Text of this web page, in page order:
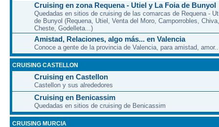
Cruising en zona Requena - Utiel y La Foia de Bunyol
Quedadas en sitios de cruising de las comarcas de Requena -
de Bunyol (Requena, Utiel, Venta del Moro, Camporrobles,
Cheste, Godelleta...)
Amistad, Relaciones, algo más... en Valencia
Conoce a gente de la provincia de Valencia, para amistad,
CRUISING CASTELLON
Cruising en Castellon
Castellon y sus alrededores
Cruising en Benicassim
Quedadas en sitios de cruising de Benicassim
CRUISING MURCIA